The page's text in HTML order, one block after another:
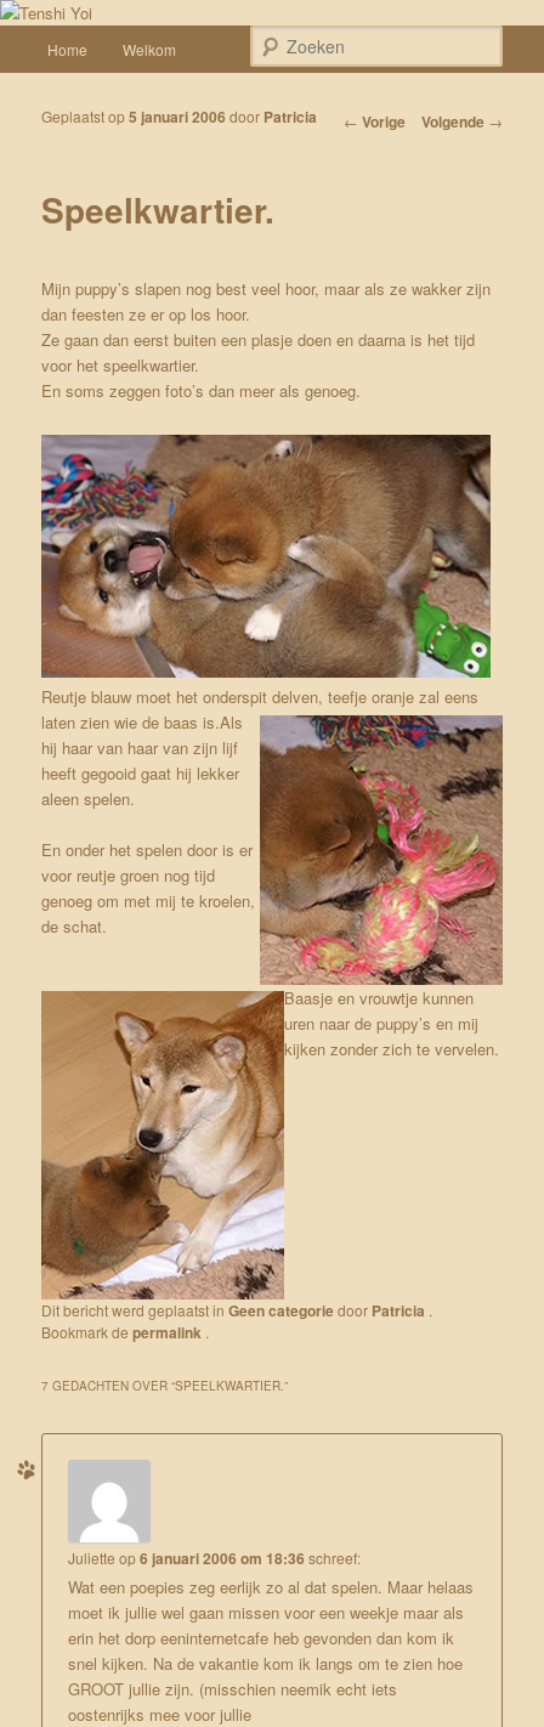
Spring naar de primaire inhoud
Tenshi Yoi
Een weblog over onze Shiba’s (Keiko, Rontu, Miyuki, Tatsu en Yumi)
Home Welkom
Bericht navigatie
← Vorige Volgende →
Speelkwartier.
Geplaatst op5 januari 2006 door Patricia
Mijn puppy’s slapen nog best veel hoor, maar als ze wakker zijn
dan feesten ze er op los hoor.
Ze gaan dan eerst buiten een plasje doen en daarna is het tijd
voor het speelkwartier.
En soms zeggen foto’s dan meer als genoeg.
Reutje blauw moet het onderspit delven, teefje oranje zal eens
laten zien wie de baas is.Als
hij haar van haar van zijn lijf
heeft gegooid gaat hij lekker
aleen spelen.
En onder het spelen door is er
voor reutje groen nog tijd
genoeg om met mij te kroelen,
de schat.
Baasje en vrouwtje kunnen
uren naar de puppy’s en mij
kijken zonder zich te vervelen.
Dit bericht werd geplaatst inGeen categoriedoor Patricia .
Bookmark depermalink .
7 GEDACHTEN OVER “SPEELKWARTIER.”
Juliette op6 januari 2006 om 18:36 schreef:
Wat een poepies zeg eerlijk zo al dat spelen. Maar helaas
moet ik jullie wel gaan missen voor een weekje maar als
erin het dorp eeninternetcafe heb gevonden dan kom ik
snel kijken. Na de vakantie kom ik langs om te zien hoe
GROOT jullie zijn. (misschien neemik echt iets
oostenrijks mee voor jullie